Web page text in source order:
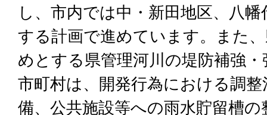
し、市内では中・新田地区、八
する計画で進めています。また
めとする県管理河川の堤防補強
市町村は、開発行為における調
備、公共施設等への雨水貯留槽